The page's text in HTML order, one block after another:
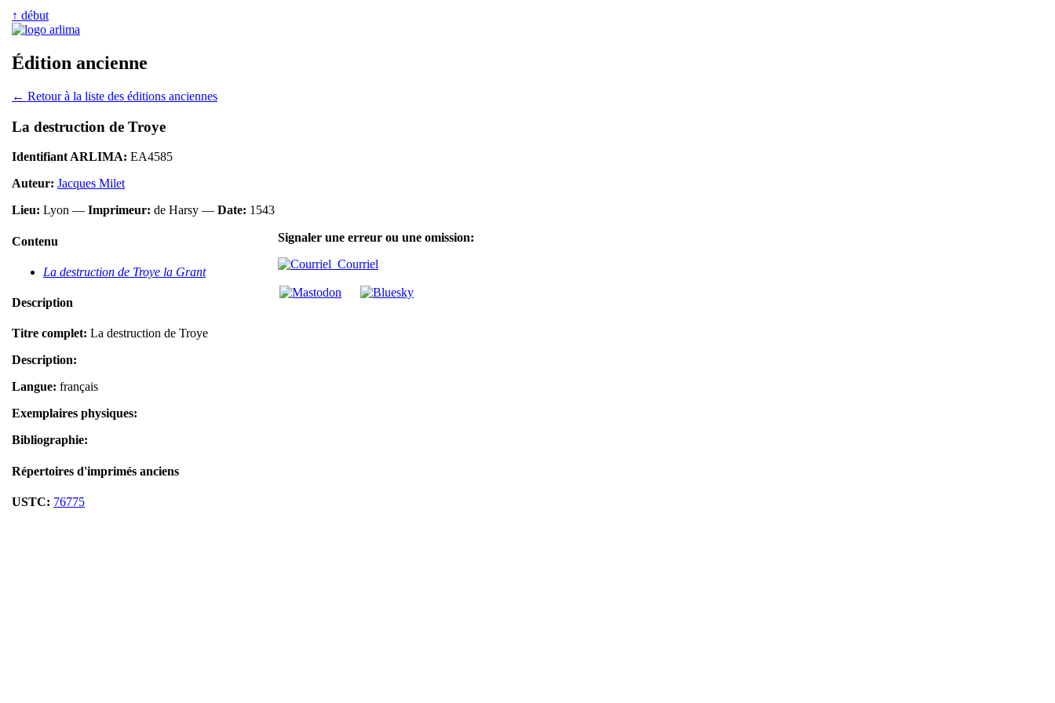
↑ début
Édition ancienne
← Retour à la liste des éditions anciennes
La destruction de Troye
Identifiant ARLIMA: EA4585
Auteur: Jacques Milet
Lieu: Lyon — Imprimeur: de Harsy — Date: 1543
Contenu
La destruction de Troye la Grant
Description
Titre complet: La destruction de Troye
Description:
Langue: français
Exemplaires physiques:
Bibliographie:
Répertoires d'imprimés anciens
USTC: 76775
Signaler une erreur ou une omission:
Courriel